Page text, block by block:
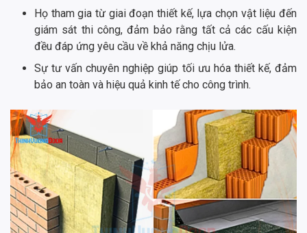
Họ tham gia từ giai đoạn thiết kế, lựa chọn vật liệu đến
giám sát thi công, đảm bảo rằng tất cả các cấu kiện
đều đáp ứng yêu cầu về khả năng chịu lửa.
Sự tư vấn chuyên nghiệp giúp tối ưu hóa thiết kế, đảm
bảo an toàn và hiệu quả kinh tế cho công trình.